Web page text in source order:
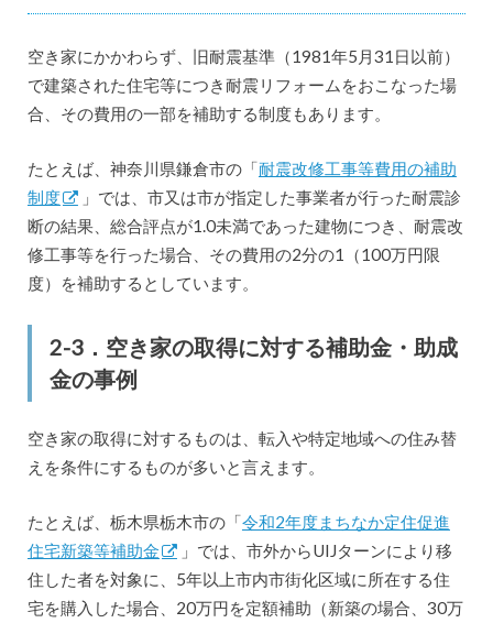
空き家にかかわらず、旧耐震基準（1981年5月31日以前）
で建築された住宅等につき耐震リフォームをおこなった場
合、その費用の一部を補助する制度もあります。
たとえば、神奈川県鎌倉市の「耐震改修工事等費用の補助
制度
」では、市又は市が指定した事業者が行った耐震診
断の結果、総合評点が1.0未満であった建物につき、耐震改
修工事等を行った場合、その費用の2分の1（100万円限
度）を補助するとしています。
2-3．空き家の取得に対する補助金・助成
金の事例
空き家の取得に対するものは、転入や特定地域への住み替
えを条件にするものが多いと言えます。
たとえば、栃木県栃木市の「令和2年度まちなか定住促進
住宅新築等補助金
」では、市外からUIJターンにより移
住した者を対象に、5年以上市内市街化区域に所在する住
宅を購入した場合、20万円を定額補助（新築の場合、30万